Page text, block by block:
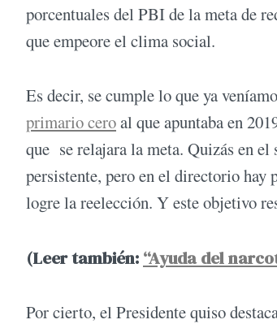
porcentuales del PBI de la meta de
que empeore el clima social.
Es decir, se cumple lo que ya
primario ceroal que apuntaba en
que se relajara la meta. Quizás en
persistente, pero en el directorio hay
logre la reelección. Y este objetivo
(Leer también: “Ayuda del
Por cierto, el Presidente quiso